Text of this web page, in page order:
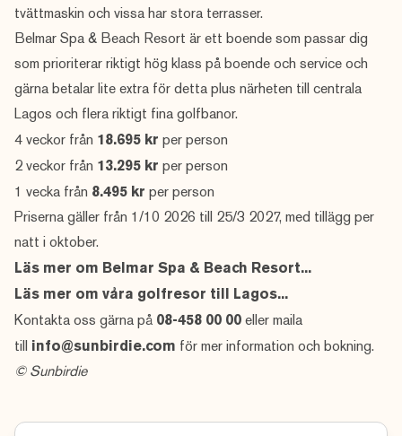
tvättmaskin och vissa har stora terrasser.
Belmar Spa & Beach Resort är ett boende som passar dig
som prioriterar riktigt hög klass på boende och service och
gärna betalar lite extra för detta plus närheten till centrala
Lagos och flera riktigt fina golfbanor.
4 veckor från 18.695 kr per person
2 veckor från 13.295 kr per person
1 vecka från 8.495 kr per person
Priserna gäller från 1/10 2026 till 25/3 2027, med tillägg per
natt i oktober.
Läs mer om Belmar Spa & Beach Resort...
Läs mer om våra golfresor till Lagos...
Kontakta oss gärna på 08-458 00 00 eller maila
till
info@sunbirdie.com för mer information och bokning.
© Sunbirdie